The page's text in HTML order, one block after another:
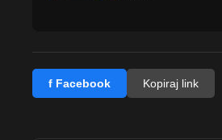
f Facebook Kopiraj link